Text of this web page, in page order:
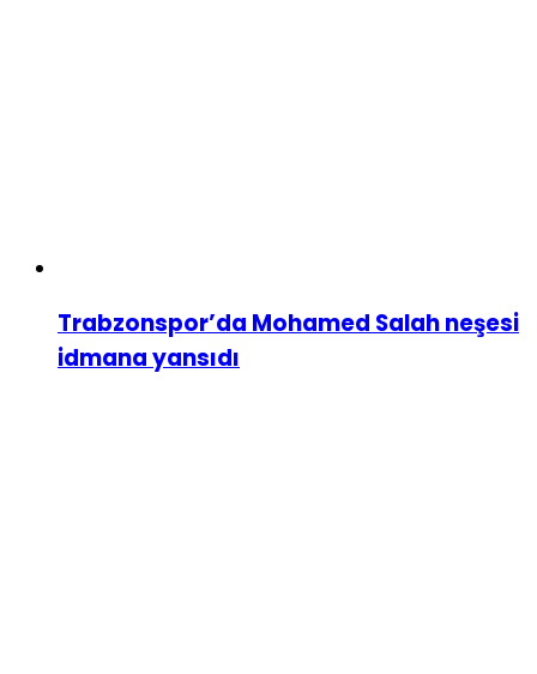
Trabzonspor’da Mohamed Salah neşesi
idmana yansıdı